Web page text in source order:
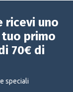
ricevi uno
primo
70€ di
speciali